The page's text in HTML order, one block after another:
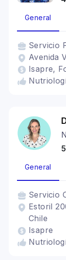
General
Servicio
Avenida
Isapre,
General
Servicio
Estoril
Chile
Isapre